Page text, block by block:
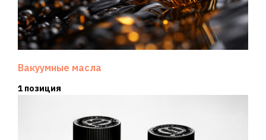
Вакуумные масла
1 позиция